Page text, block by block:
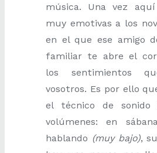
música. Una vez
muy emotivas a los
en el que ese amigo
familiar te abre el
los sentimientos
vosotros. Es por ello
el técnico de sonido
volúmenes: en
hablando (muy bajo),